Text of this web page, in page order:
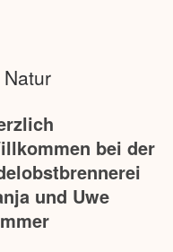
zlich
bei der
und Uwe